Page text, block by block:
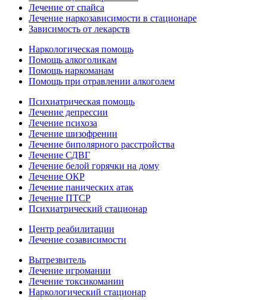
Лечение от спайса
Лечение наркозависимости в стационаре
Зависимость от лекарств
Наркологическая помощь
Помощь алкоголикам
Помощь наркоманам
Помощь при отравлении алкоголем
Психиатрическая помощь
Лечение депрессии
Лечение психоза
Лечение шизофрении
Лечение биполярного расстройства
Лечение СДВГ
Лечение белой горячки на дому
Лечение ОКР
Лечение панических атак
Лечение ПТСР
Психиатрический стационар
Центр реабилитации
Лечение созависимости
Вытрезвитель
Лечение игромании
Лечение токсикомании
Наркологический стационар